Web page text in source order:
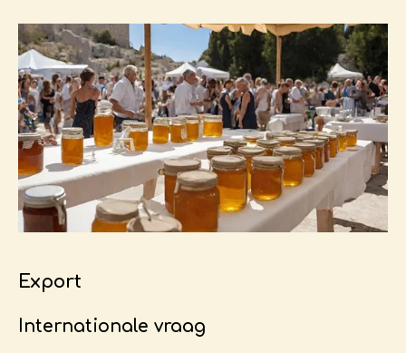
Export
Internationale vraag